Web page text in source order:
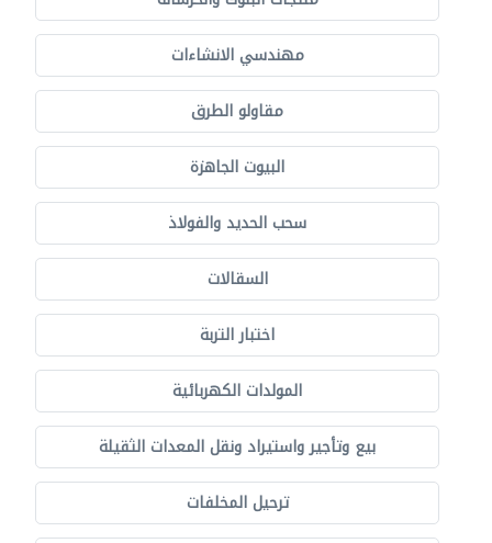
مهندسي الانشاءات
مقاولو الطرق
البيوت الجاهزة
سحب الحديد والفولاذ
السقالات
اختبار التربة
المولدات الكهربائية
بيع وتأجير واستيراد ونقل المعدات الثقيلة
ترحيل المخلفات